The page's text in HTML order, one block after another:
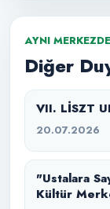
AYNI
Diğer
VII. LİSZT
20.07.2026
"Ustalara
Kültür